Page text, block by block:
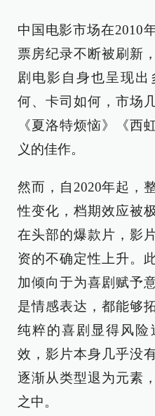
中国电影市场在2010
票房纪录不断被刷新
剧电影自身也呈现
何、卡司如何，市场
《夏洛特烦恼》《西
义的佳作。
然而，自2020年起，
性变化，档期效应被
在头部的爆款片，影
资的不确定性上升。
加倾向于为喜剧赋予
是情感表达，都能够
纯粹的喜剧显得风险
效，影片本身几乎没
逐渐从类型退为元素
之中。